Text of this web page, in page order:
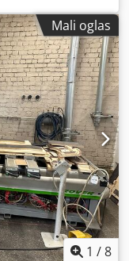
Mali oglas
1 /8